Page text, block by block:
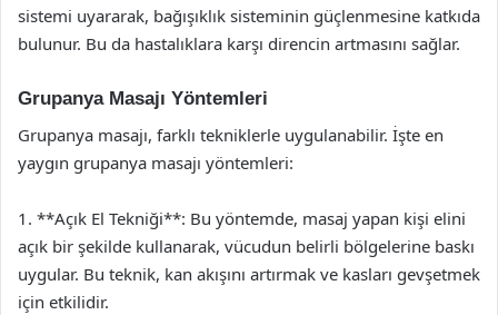
sistemi uyararak, bağışıklık sisteminin güçlenmesine katkıda
bulunur. Bu da hastalıklara karşı direncin artmasını sağlar.
Grupanya Masajı Yöntemleri
Grupanya masajı, farklı tekniklerle uygulanabilir. İşte en
yaygın grupanya masajı yöntemleri:
1. **Açık El Tekniği**: Bu yöntemde, masaj yapan kişi elini
açık bir şekilde kullanarak, vücudun belirli bölgelerine baskı
uygular. Bu teknik, kan akışını artırmak ve kasları gevşetmek
için etkilidir.